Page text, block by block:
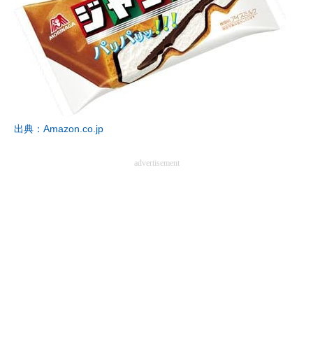
ビジネスと働き方のヒント
AI活用のいまが分かる
企業ITのトレンドを詳説
経営リーダーのコミュニティ
出典：Amazon.co.jp
advertisement